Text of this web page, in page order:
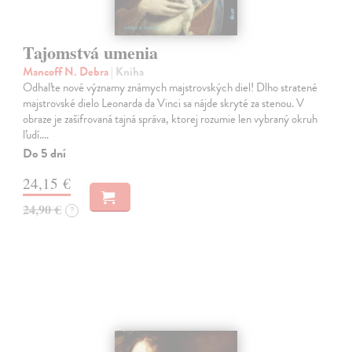
Tajomstvá umenia
Mancoff N. Debra| Kniha
Odhaľte nové významy známych majstrovských diel! Dlho stratené
majstrovské dielo Leonarda da Vinci sa nájde skryté za stenou. V
obraze je zašifrovaná tajná správa, ktorej rozumie len vybraný okruh
ľudí.…
Do 5 dní
24,15 €
24,90 € ?